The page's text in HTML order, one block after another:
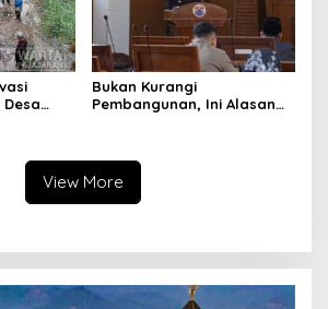
Bukan Kurangi
Pembangunan, Ini Alasan
View More